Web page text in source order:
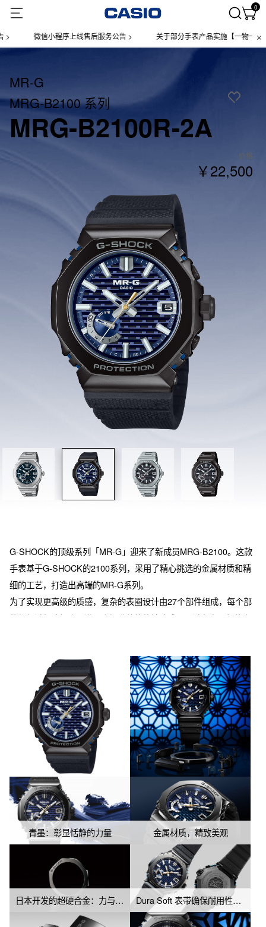
0
微信小程序上线售后服务公告 > 关于部分手表产品实施【一物一码】管
MR-G
MRG-B2100 系列
MRG-B2100R-2A
价格
￥22,500
G-SHOCK的顶级系列「MR-G」迎来了新成员MRG-B2100。这款
手表基于G-SHOCK的2100系列，采用了精心挑选的金属材质和精
细的工艺，打造出高端的MR-G系列。
为了实现更高级的质感，复杂的表圈设计由27个部件组成，每个部
件都经过细致打磨，进一步提升整体的精致感。通过在多个部件之
表圈顶部采用了硬度约为纯钛四倍、具有与铂金相媲美光泽的特殊
材料「COBARION」（钴铬合金）。佩戴舒适的氟橡胶表带在与表
壳连接的部分嵌入了钛金属部件，强化产品的耐冲击性能。表带正
面装饰有象征初代G-SHOCK的防震标志，背面则饰有砖纹图案。
这款手表的设计灵感来源于日本传统建筑技术“木组”，采用了由两部
分组合而成的指针以及立体网格状表盘。通过高精度微细加工技术
制造的表盘，呈现出传统的木格子窗棂一般的效果，以便光线透过
缝隙照射到太阳能电池板上，为手表持续提供太阳能动力。
手表的表盘采用蓝色镀膜处理，搭配金色秒针。表圈以黑色类钻碳
涂层为基础，在四角的铆接部件上施加了蓝色IP涂层，以展现出水
墨画和书法中常见的青墨之美。
在功能方面，MRG-B2100支持电波校时和智能手机蓝牙连接功能，
让时间显示更为精准。手表内部搭载了专为MR-G设计的机芯，电路
板进行了黄金镀层处理，更好地提升品质。
注：COBARION是由公益财团法人岩手产业振兴中心注册的商标，
仅由Eiwa Corporation公司制造。
青墨：彰显恬静的力量 金属材质，精致美观
日本开发的超硬合金：力与美的结合 Dura Soft 表带确保耐用性和舒适度